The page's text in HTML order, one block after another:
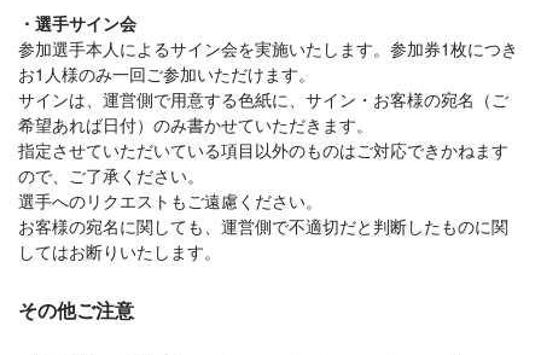
・選手サイン会
参加選手本人によるサイン会を実施いたします。参加券1枚につき
お1人様のみ一回ご参加いただけます。
サインは、運営側で用意する色紙に、サイン・お客様の宛名（ご
希望あれば日付）のみ書かせていただきます。
指定させていただいている項目以外のものはご対応できかねます
ので、ご了承ください。
選手へのリクエストもご遠慮ください。
お客様の宛名に関しても、運営側で不適切だと判断したものに関
してはお断りいたします。
その他ご注意